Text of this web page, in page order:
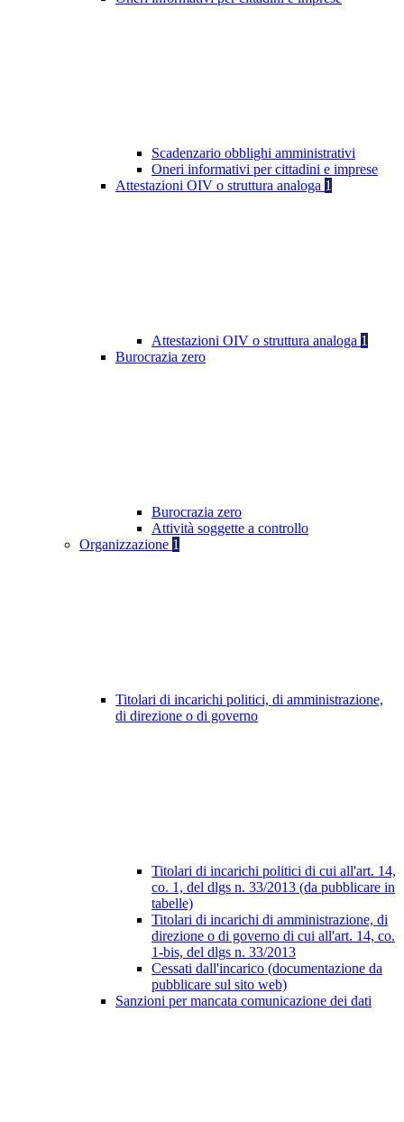
Scadenzario obblighi amministrativi
Oneri informativi per cittadini e imprese
Attestazioni OIV o struttura analoga 1
Attestazioni OIV o struttura analoga 1
Burocrazia zero
Burocrazia zero
Attività soggette a controllo
Organizzazione 1
Titolari di incarichi politici, di amministrazione,
di direzione o di governo
Titolari di incarichi politici di cui all'art. 14,
co. 1, del dlgs n. 33/2013 (da pubblicare in
tabelle)
Titolari di incarichi di amministrazione, di
direzione o di governo di cui all'art. 14, co.
1-bis, del dlgs n. 33/2013
Cessati dall'incarico (documentazione da
pubblicare sul sito web)
Sanzioni per mancata comunicazione dei dati